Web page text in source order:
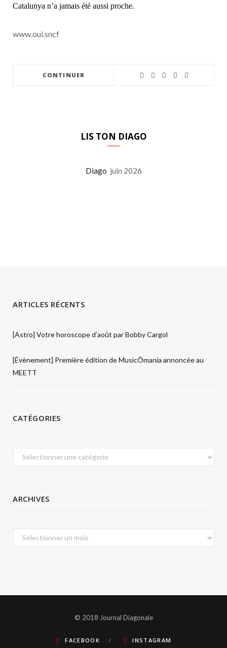
Catalunya n’a jamais été aussi proche.
www.oui.sncf
CONTINUER
LIS TON DIAGO
Diago juin 2026
ARTICLES RÉCENTS
[Astro] Votre horoscope d’août par Bobby Cargol
[Évènement] Première édition de MusicÔmania annoncée au
MEETT
CATÉGORIES
Catégories
ARCHIVES
Archives
© 2018 Journal Diagonale
FACEBOOK INSTAGRAM